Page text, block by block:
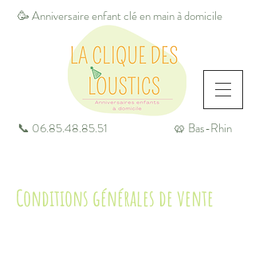
🥨 Bas-Rhin
📞 06.85.48.85.51
🥳 Anniversaire enfant clé en main à domicile
Conditions générales de vente